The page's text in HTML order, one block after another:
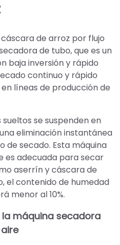
de arroz por flujo
de tubo, que es un
baja inversión y rápido
continuo y rápido
líneas de producción de
se suspenden en
eliminación instantánea
de secado. Esta máquina
es adecuada para secar
aserrín y cáscara de
el contenido de humedad
menor al 10%.
máquina secadora